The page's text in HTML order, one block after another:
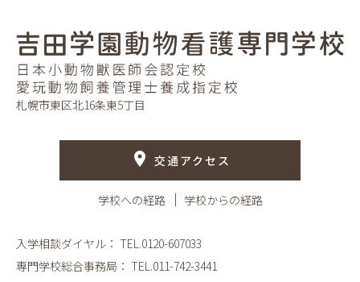
札幌市東区北16条東5丁目
交通アクセス
学校への経路 学校からの経路
入学相談ダイヤル： TEL.0120-607033
専門学校総合事務局： TEL.011-742-3441